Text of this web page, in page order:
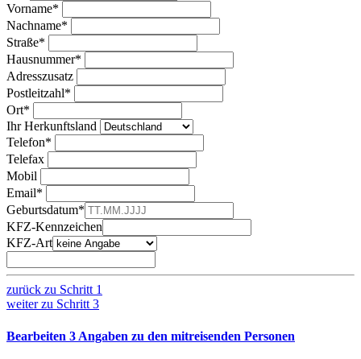
Vorname*
Nachname*
Straße*
Hausnummer*
Adresszusatz
Postleitzahl*
Ort*
Ihr Herkunftsland
Telefon*
Telefax
Mobil
Email*
Geburtsdatum*
KFZ-Kennzeichen
KFZ-Art
zurück zu Schritt 1
weiter zu Schritt 3
Bearbeiten 3 Angaben zu den mitreisenden Personen